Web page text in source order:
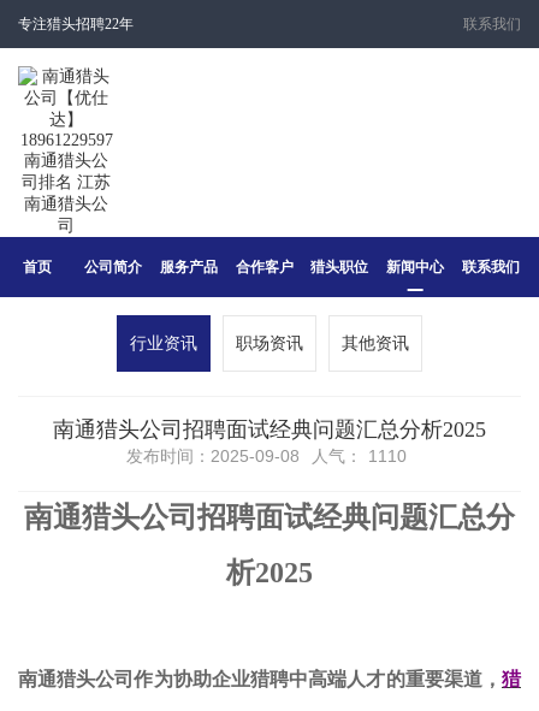
专注猎头招聘22年 联系我们
首页 公司简介 服务产品 合作客户 猎头职位 新闻中心 联系我们
行业资讯 职场资讯 其他资讯
南通猎头公司招聘面试经典问题汇总分析2025
发布时间：2025-09-08 人气： 1110
南通猎头公司招聘面试经典问题汇总分
析2025
南通猎头公司作为协助企业猎聘中高端人才的重要渠道， 猎